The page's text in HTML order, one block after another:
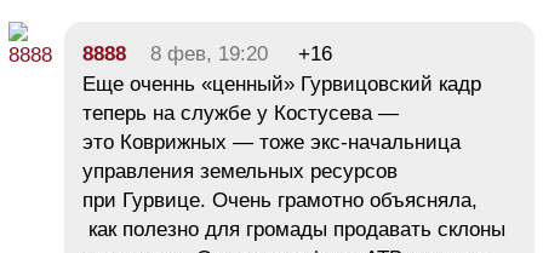
8888 8 фев, 19:20
+16
Еще оченнь «ценный» Гурвицовский кадр
теперь на службе у Костусева —
это Коврижных — тоже экс-начальница
управления земельных ресурсов
при Гурвице. Очень грамотно объясняла,
как полезно для громады продавать склоны